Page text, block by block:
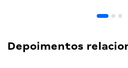
Depoimentos